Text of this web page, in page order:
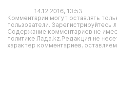
14.12.2016, 13:53
Комментарии могут оставлять
пользователи. Зарегистрируйтесь
Содержание комментариев не
политике Лада.kz.Редакция не
характер комментариев,